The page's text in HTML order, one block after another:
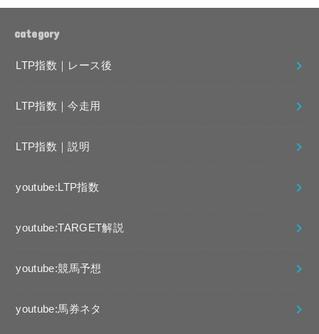
category
LTP指数｜レース後
LTP指数｜今走用
LTP指数｜説明
youtube:LTP指数
youtube:TARGET解説
youtube:競馬予想
youtube:馬券ネタ